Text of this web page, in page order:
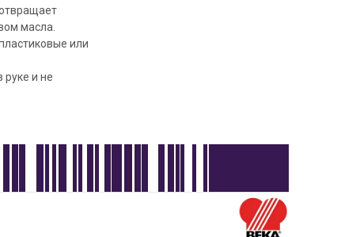
масла.
или
и не